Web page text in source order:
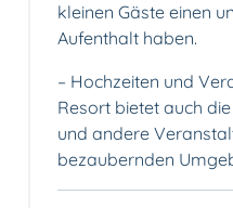
kleinen Gäste einen
Aufenthalt haben.
– Hochzeiten und
Resort bietet auch
und andere
bezaubernden